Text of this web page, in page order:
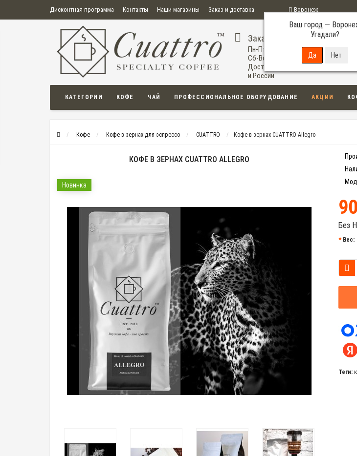
Дисконтная программа Контакты Наши магазины Заказ и доставка
О нас Оплата Правила продажи товаров
Политика конфиденциальности
Политика в отношении обработки персональных данных
Пользовательское соглашение
Воронеж
Ваш город —
Угадали?
Заказ по телефону
Пн-Пт: 09:00-20:00
Сб-Вс: 11:00-18:00
Доставка по Воронежу
и России
КАТЕГОРИИ КОФЕ ЧАЙ ПРОФЕССИОНАЛЬНОЕ ОБОРУДОВАНИЕ АКЦИИ
Кофе Кофе в зернах для эспрессо CUATTRO Кофе в зернах CUATTRO Allegro
КОФЕ В ЗЕРНАХ CUATTRO ALLEGRO
Новинка
Без
Вес:
Теги: